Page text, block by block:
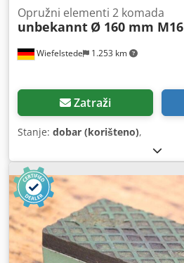
Wiefelstede 1.253 km
Opružni elementi 2 komada
unbekannt Ø 160 mm M16
Zatraži
Stanje: dobar (korišteno),